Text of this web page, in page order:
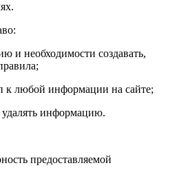
и необходимости создавать,
к любой информации на сайте;
удалять информацию.
предоставляемой